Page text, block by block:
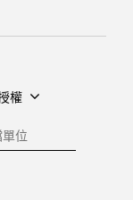
權